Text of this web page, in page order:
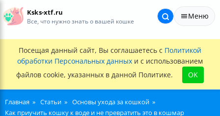
Ksks-xtf.ru
Все, что нужно знать о вашей кошке
Меню
Посещая данный сайт, Вы соглашаетесь с Политикой
обработки Персональных данных и с использованием
файлов cookie, указанных в данной Политике.
OK
Главная Статьи
Основы ухода за кошкой
Как приучить кошку к воде и не превратить это в кошмар